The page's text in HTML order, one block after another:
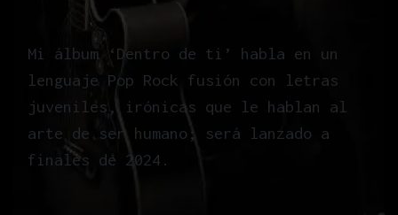
Mi álbum ‘Dentro de ti’ habla en un
lenguaje Pop Rock fusión con letras
juveniles, irónicas que le hablan al
arte de ser humano; será lanzado a
finales de 2024.